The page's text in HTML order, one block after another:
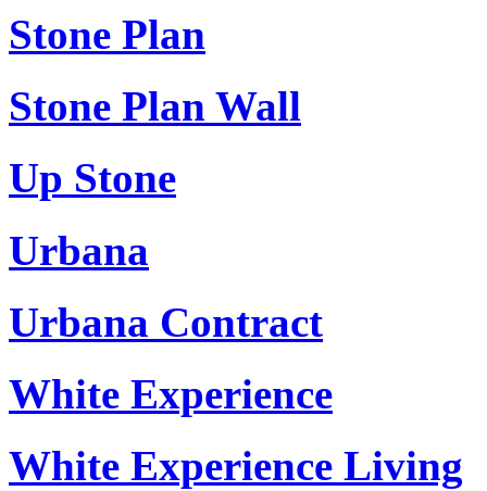
Stone Plan
Stone Plan Wall
Up Stone
Urbana
Urbana Contract
White Experience
White Experience Living